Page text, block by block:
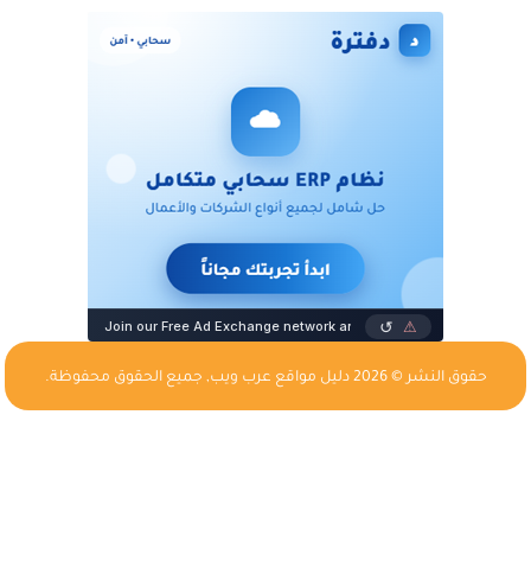
حقوق النشر © 2026 دليل مواقع عرب ويب, جميع الحقوق محفوظة.